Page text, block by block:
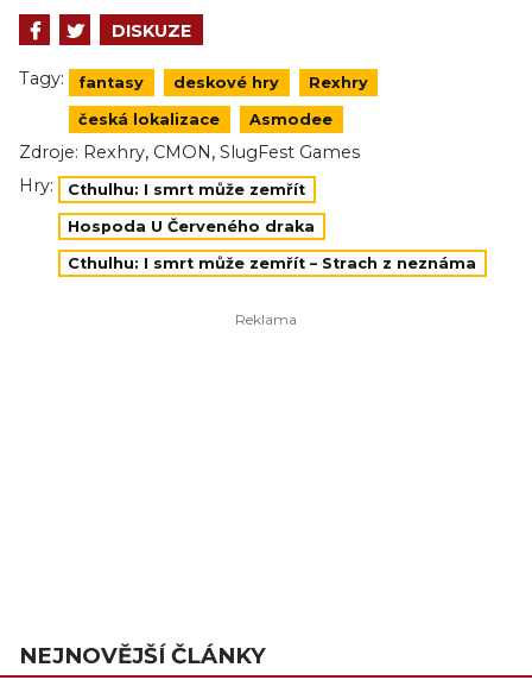
DISKUZE
Tagy: fantasy deskové hry Rexhry
česká lokalizace Asmodee
Zdroje: Rexhry, CMON , SlugFest Games
Hry:
Cthulhu: I smrt může zemřít
Hospoda U Červeného draka
Cthulhu: I smrt může zemřít – Strach z neznáma
NEJNOVĚJŠÍ ČLÁNKY